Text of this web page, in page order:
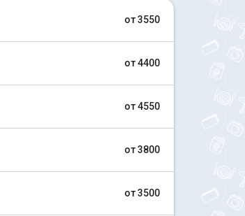
от 3550
от 4400
от 4550
от 3800
от 3500